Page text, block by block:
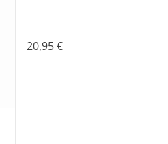
20,95 €